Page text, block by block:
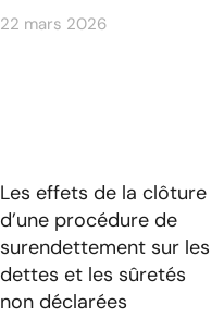
22 mars 2026
Les effets de la clôture
d’une procédure de
surendettement sur les
dettes et les sûretés
non déclarées